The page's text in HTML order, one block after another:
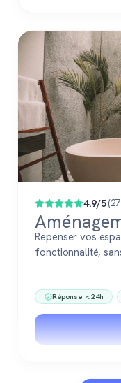
4.9/5
Repenser vos
fonctionnalité,
Réponse < 24h